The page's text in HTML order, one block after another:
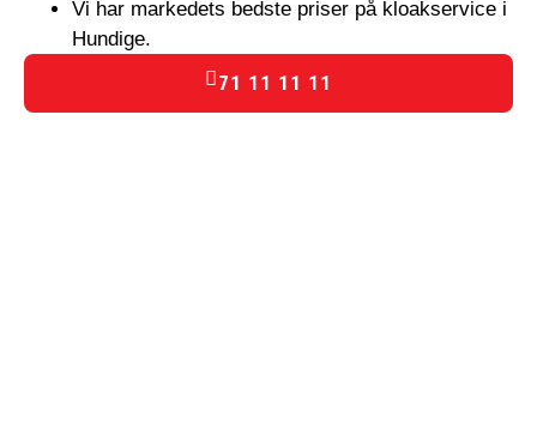
Vi har markedets bedste priser på kloakservice i
Hundige.
71 11 11 11